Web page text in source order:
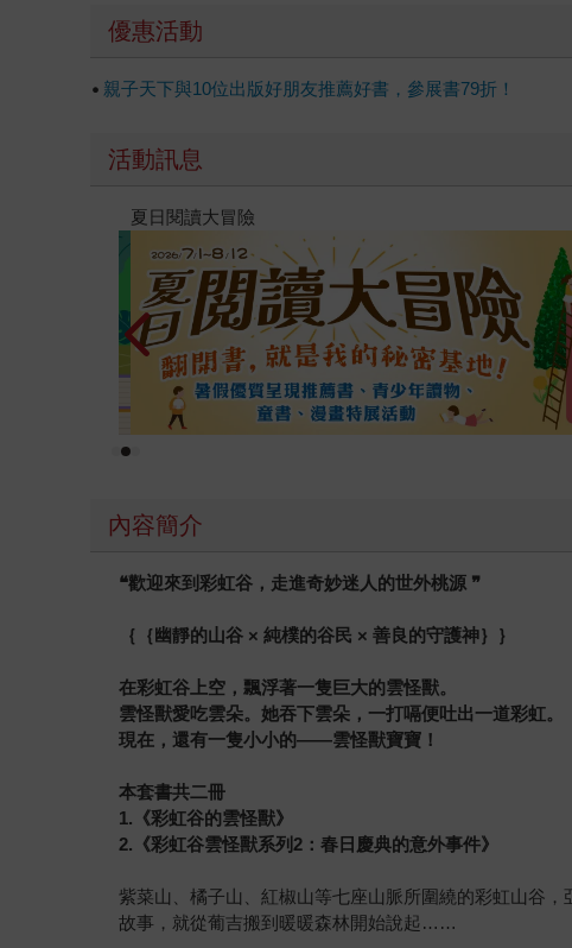
優惠活動
親子天下與10位出版好朋友推薦好書，參展書79折！
活動訊息
遠流童書展75折起
內容簡介
❝歡迎來到彩虹谷，走進奇妙迷人的世外桃源 ❞
｛｛幽靜的山谷 × 純樸的谷民 × 善良的守護神｝｝
在彩虹谷上空，飄浮著一隻巨大的雲怪獸。
雲怪獸愛吃雲朵。她吞下雲朵，一打嗝便吐出一道彩虹。
現在，還有一隻小小的——雲怪獸寶寶！
本套書共二冊
1. 《彩虹谷的雲怪獸》
2. 《彩虹谷雲怪獸系列2：春日慶典的意外事件》
紫菜山、橘子山、紅椒山等七座山脈所圍繞的彩虹山谷
故事，就從葡吉搬到暖暖森林開始說起……